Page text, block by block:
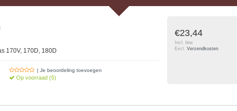
170V, 170D, 180D
| Je beoordeling toevoegen
Op voorraad (5)
€23,44
Incl. btw
Excl. Verzendkosten